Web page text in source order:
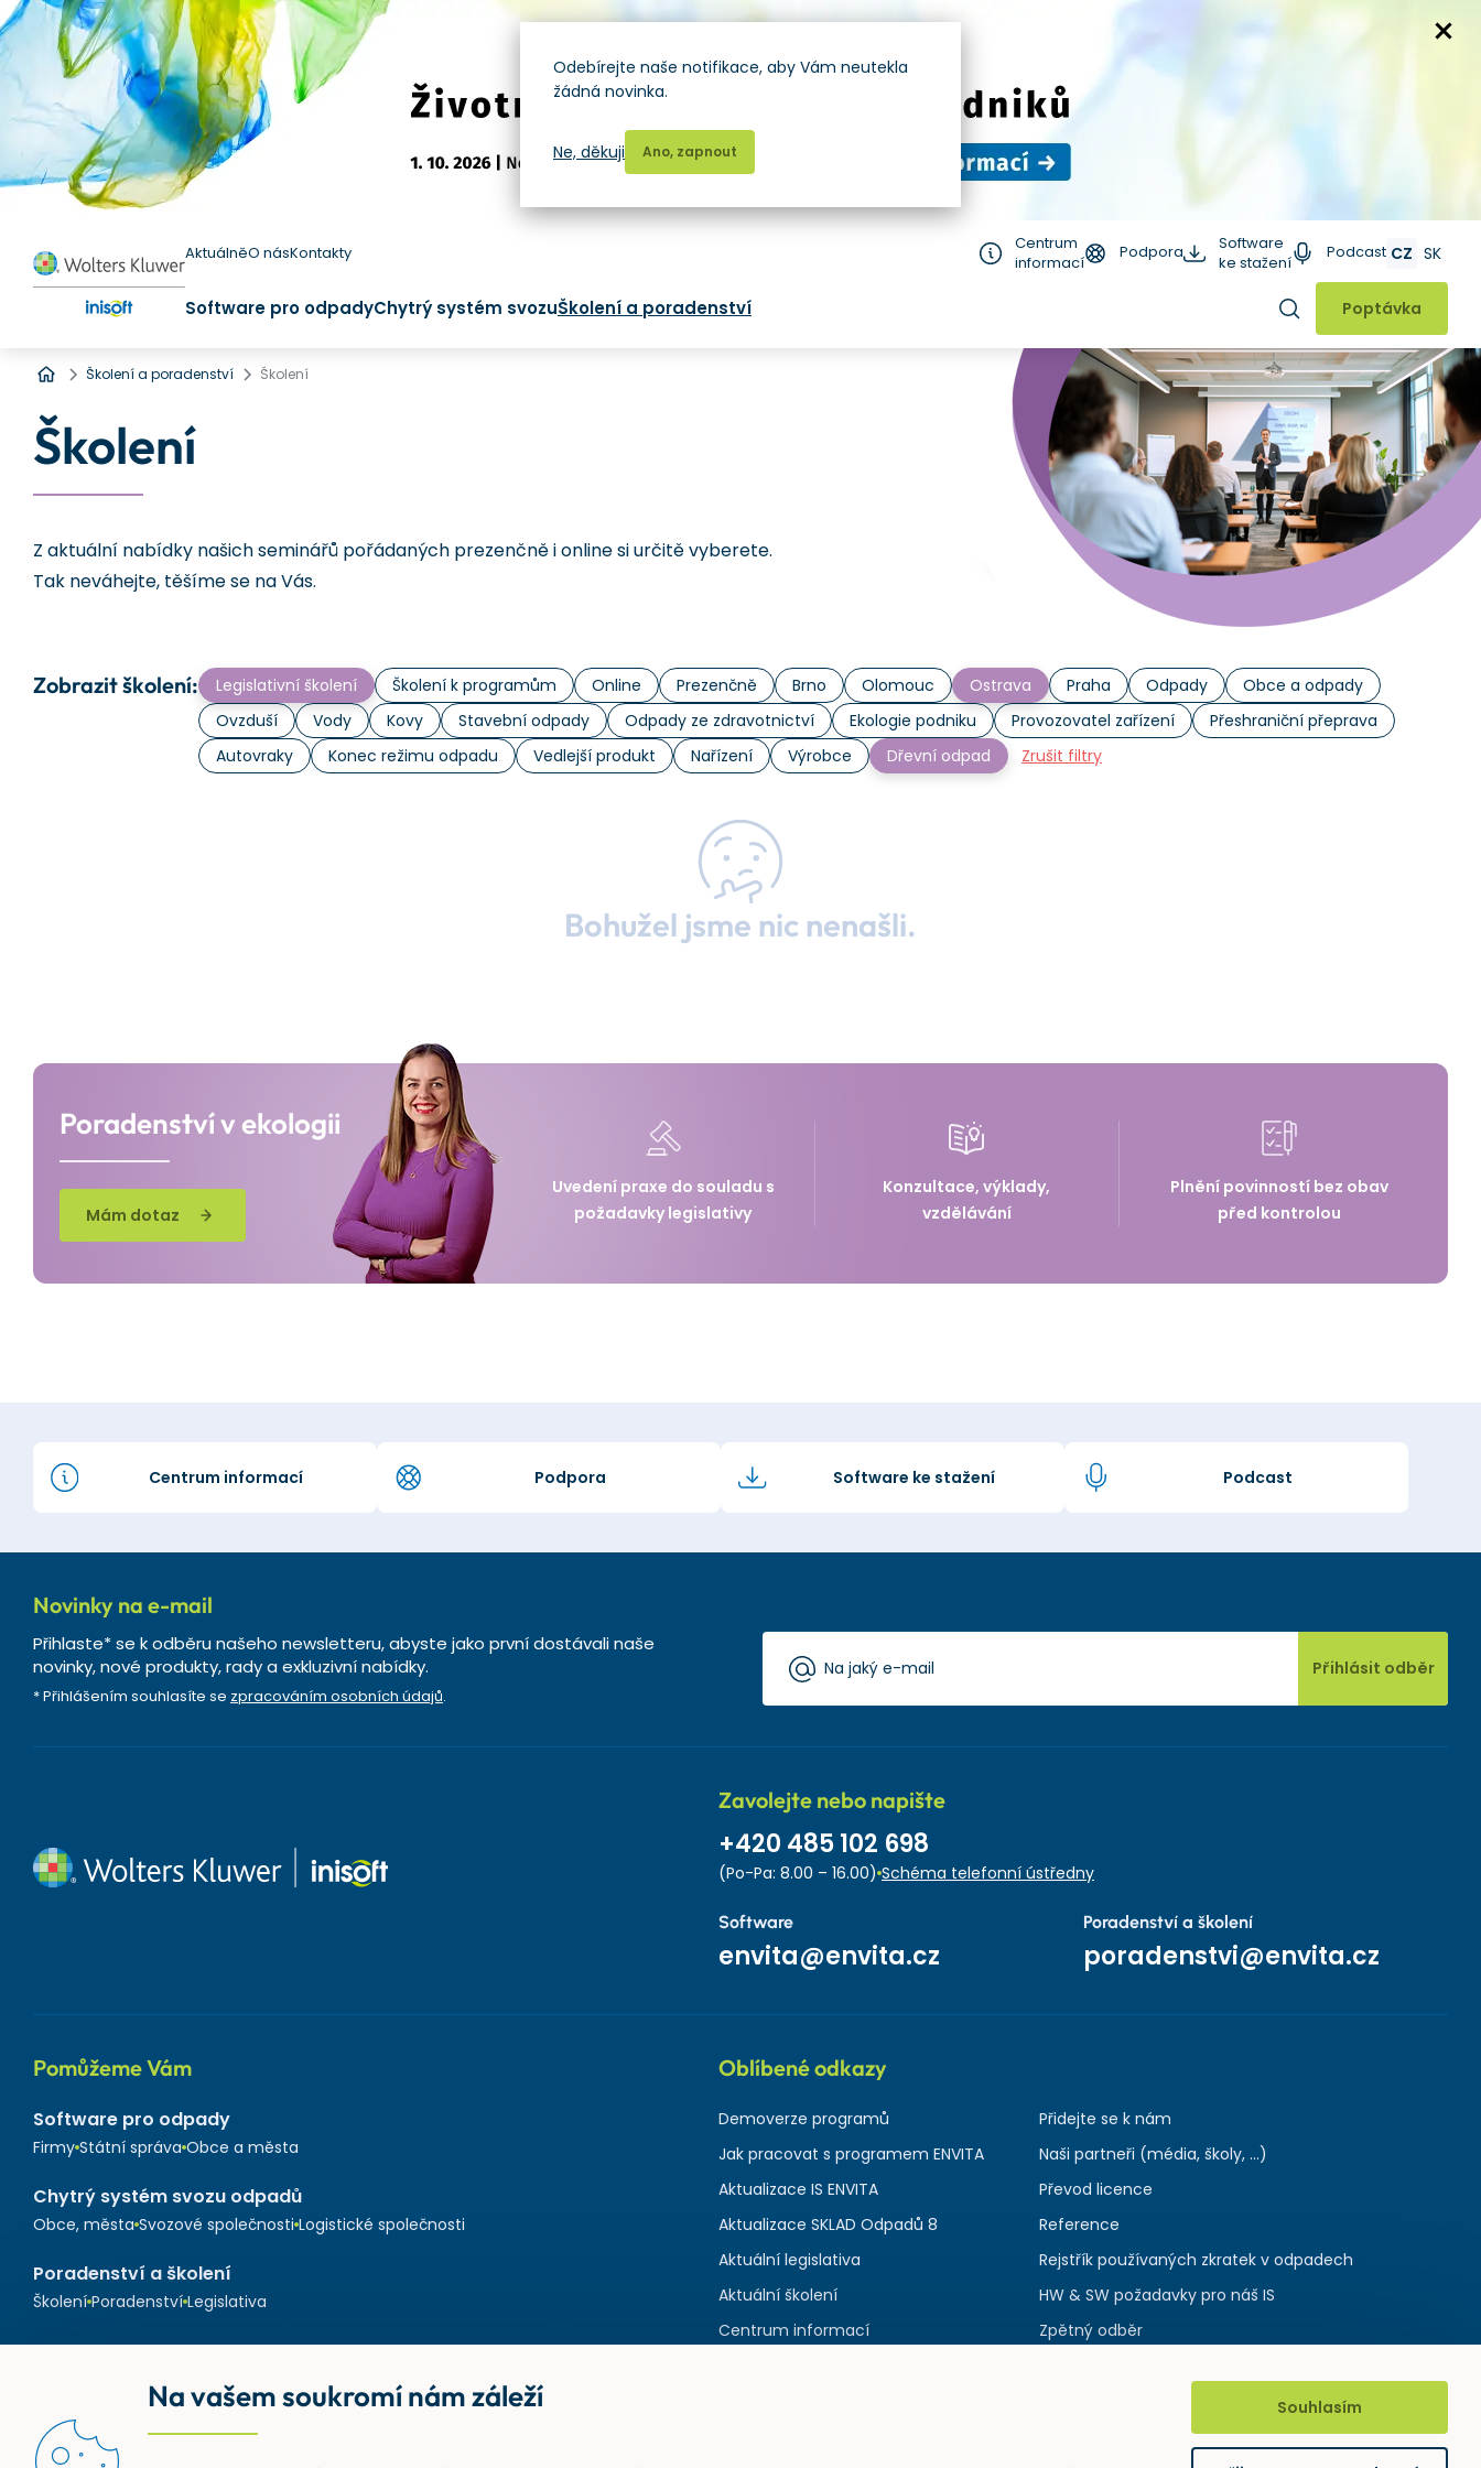
AktuálněO násKontakty
Centrum
informací
Podpora
Software
ke stažení
Podcast CZ SK
Software pro odpadyChytrý systém svozuŠkolení a poradenství Hledat
Poptávka
Úvod
Školení a poradenství Školení
Školení
Z aktuální nabídky našich seminářů pořádaných prezenčně i online si určitě vyberete.
Tak neváhejte, těšíme se na Vás.
Zobrazit školení: Legislativní školení Školení k programům Online Prezenčně Brno Olomouc Ostrava Praha Odpady
Obce a odpady
Ovzduší
Vody Kovy Stavební odpady Odpady ze zdravotnictví Ekologie podniku Provozovatel zařízení
Přeshraniční přeprava
Autovraky
Konec režimu odpadu Vedlejší produkt Nařízení Výrobce Dřevní odpad Zrušit filtry
Bohužel jsme nic nenašli.
Poradenství v ekologii
Mám dotaz
Uvedení praxe do souladu s
požadavky legislativy
Konzultace, výklady,
vzdělávání
Plnění povinností bez obav
před kontrolou
Centrum informací Podpora Software ke stažení Podcast
Novinky na e-mail
Přihlaste* se k odběru našeho newsletteru, abyste jako první dostávali naše
novinky, nové produkty, rady a exkluzivní nabídky.
* Přihlášením souhlasíte se zpracováním osobních údajů.
Přihlásit odběr
Zavolejte nebo napište
+420 485 102 698
(Po-Pa: 8.00 – 16.00) Schéma telefonní ústředny
Software
envita@envita.cz
Poradenství a školení
poradenstvi@envita.cz
Pomůžeme Vám
Software pro odpady
Firmy Státní správa Obce a města
Chytrý systém svozu odpadů
Obce, města Svozové společnosti Logistické společnosti
Poradenství a školení
Školení Poradenství Legislativa
Oblíbené odkazy
Demoverze programů
Jak pracovat s programem ENVITA
Aktualizace IS ENVITA
Aktualizace SKLAD Odpadů 8
Aktuální legislativa
Aktuální školení
Centrum informací
Přidejte se k nám
Naši partneři (média, školy, ...)
Převod licence
Reference
Rejstřík používaných zkratek v odpadech
HW & SW požadavky pro náš IS
Zpětný odběr
Odebírejte naše notifikace, aby Vám neutekla
žádná novinka.
Ano, zapnout
Ne, děkuji
Na vašem soukromí nám záleží Souhlasím